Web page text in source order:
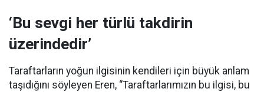
‘Bu sevgi her türlü takdirin
üzerindedir’
Taraftarların yoğun ilgisinin kendileri için büyük anlam
taşıdığını söyleyen Eren, “Taraftarlarımızın bu ilgisi, bu